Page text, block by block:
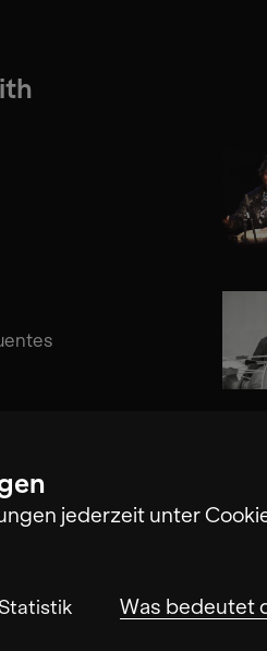
jederzeit unter
Statistik Was bedeutet